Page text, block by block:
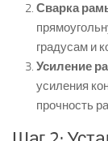
Сварка
градусам и
Усиление
усиления
прочность